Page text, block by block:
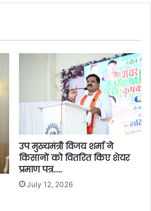
उप मुख्यमंत्री विजय शर्मा ने
किसानों को वितरित किए शेयर
प्रमाण पत्र…..
July 12, 2026